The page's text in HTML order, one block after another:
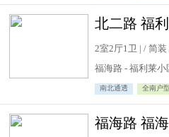
北二路 福
2室2厅1卫 | / 简装
福海路 - 福利莱小
南北通透 全南户型